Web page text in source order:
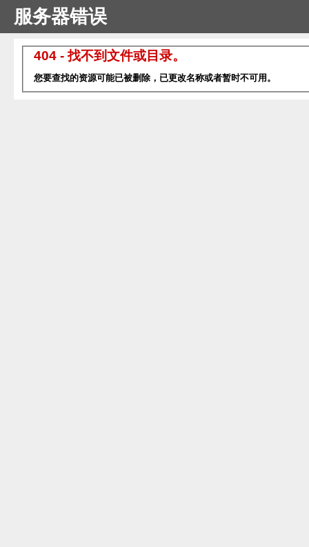
服务器错误
404 - 找不到文件或目录。
您要查找的资源可能已被删除，已更改名称或者暂时不可用。